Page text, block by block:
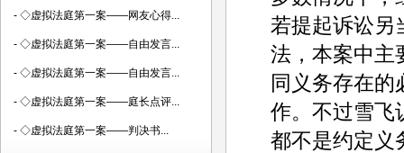
若提起诉讼另
法，本案中主
同义务存在的
作。不过雪飞
都不是约定义
- ◇虚拟法庭第一案——网友心得...
- ◇虚拟法庭第一案——自由发言...
- ◇虚拟法庭第一案——自由发言...
- ◇虚拟法庭第一案——庭长点评...
- ◇虚拟法庭第一案——判决书...